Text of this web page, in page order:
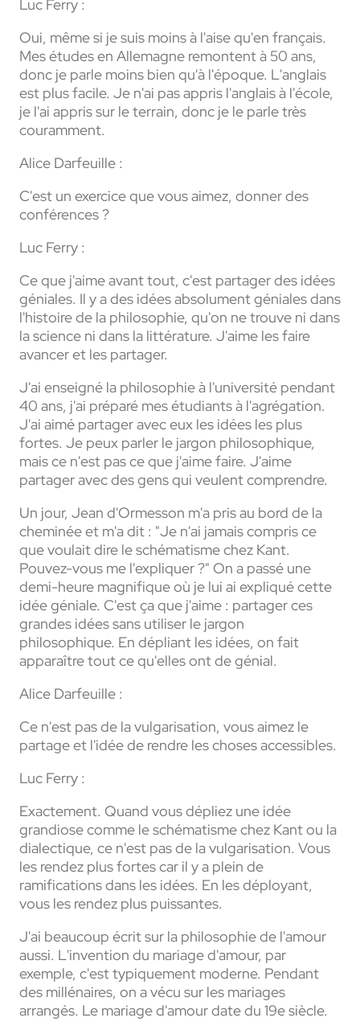
Luc Ferry :
Oui, même si je suis moins à l'aise qu'en français.
Mes études en Allemagne remontent à 50 ans,
donc je parle moins bien qu'à l'époque. L'anglais
est plus facile. Je n'ai pas appris l'anglais à l'école,
je l'ai appris sur le terrain, donc je le parle très
couramment.
Alice Darfeuille :
C'est un exercice que vous aimez, donner des
conférences ?
Luc Ferry :
Ce que j'aime avant tout, c'est partager des idées
géniales. Il y a des idées absolument géniales dans
l'histoire de la philosophie, qu'on ne trouve ni dans
la science ni dans la littérature. J'aime les faire
avancer et les partager.
J'ai enseigné la philosophie à l'université pendant
40 ans, j'ai préparé mes étudiants à l'agrégation.
J'ai aimé partager avec eux les idées les plus
fortes. Je peux parler le jargon philosophique,
mais ce n'est pas ce que j'aime faire. J'aime
partager avec des gens qui veulent comprendre.
Un jour, Jean d'Ormesson m'a pris au bord de la
cheminée et m'a dit : "Je n'ai jamais compris ce
que voulait dire le schématisme chez Kant.
Pouvez-vous me l'expliquer ?" On a passé une
demi-heure magnifique où je lui ai expliqué cette
idée géniale. C'est ça que j'aime : partager ces
grandes idées sans utiliser le jargon
philosophique. En dépliant les idées, on fait
apparaître tout ce qu'elles ont de génial.
Alice Darfeuille :
Ce n'est pas de la vulgarisation, vous aimez le
partage et l'idée de rendre les choses accessibles.
Luc Ferry :
Exactement. Quand vous dépliez une idée
grandiose comme le schématisme chez Kant ou la
dialectique, ce n'est pas de la vulgarisation. Vous
les rendez plus fortes car il y a plein de
ramifications dans les idées. En les déployant,
vous les rendez plus puissantes.
J'ai beaucoup écrit sur la philosophie de l'amour
aussi. L'invention du mariage d'amour, par
exemple, c'est typiquement moderne. Pendant
des millénaires, on a vécu sur les mariages
arrangés. Le mariage d'amour date du 19e siècle.